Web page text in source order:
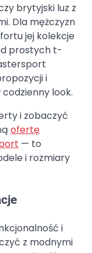
brytyjski luz z
Dla mężczyzn
jej kolekcje
prostych t-
i
look.
i zobaczyć
ofertę
— to
i rozmiary
i
z modnymi